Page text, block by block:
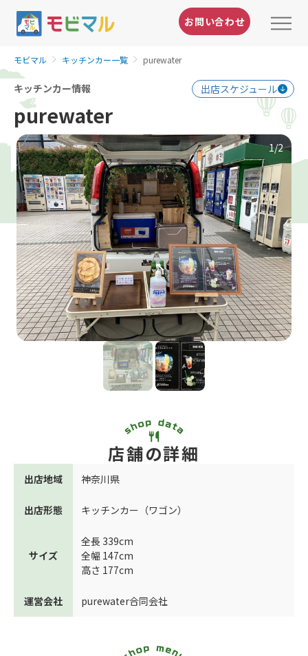
お問い合わせ
モビマル キッチンカー一覧 purewater
キッチンカー情報 出店スケジュール
purewater
1/2
店舗の詳細
出店地域 神奈川県
出店形態 キッチンカー（ワゴン）
サイズ
全長 339cm
全幅 147cm
高さ 177cm
運営会社 purewater合同会社